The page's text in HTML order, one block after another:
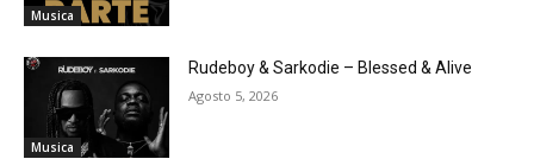
Musica
Musica
Rudeboy & Sarkodie – Blessed & Alive
Agosto 5, 2026